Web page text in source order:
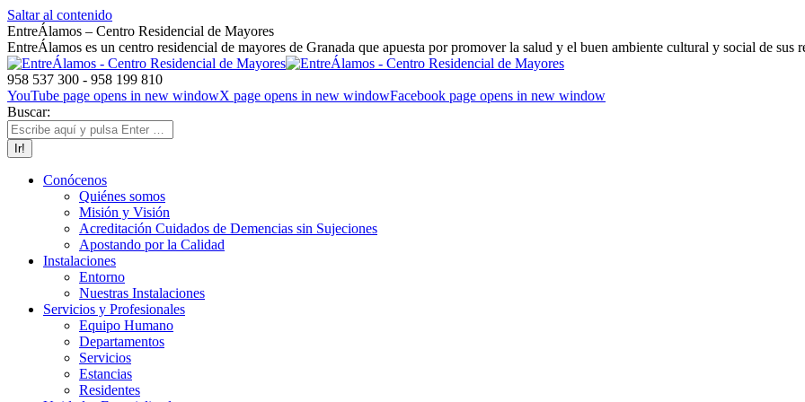
Saltar al contenido
EntreÁlamos – Centro Residencial de Mayores
EntreÁlamos es un centro residencial de mayores de Granada que apuesta por promover la salud y el buen ambiente cultural y social de sus
958 537 300 - 958 199 810
YouTube page opens in new windowX page opens in new windowFacebook page opens in new window
Buscar:
Conócenos
Quiénes somos
Misión y Visión
Acreditación Cuidados de Demencias sin Sujeciones
Apostando por la Calidad
Instalaciones
Entorno
Nuestras Instalaciones
Servicios y Profesionales
Equipo Humano
Departamentos
Servicios
Estancias
Residentes